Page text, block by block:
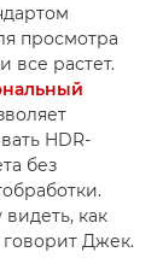
просмотра
все растет.
HDR-
без
как
Джек.